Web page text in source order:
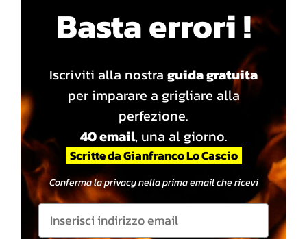
Basta errori !
Iscriviti alla nostra guida gratuita
per imparare a grigliare alla
perfezione.
40 email, una al giorno.
Scritte da Gianfranco Lo Cascio
Conferma la privacy nella prima email che ricevi